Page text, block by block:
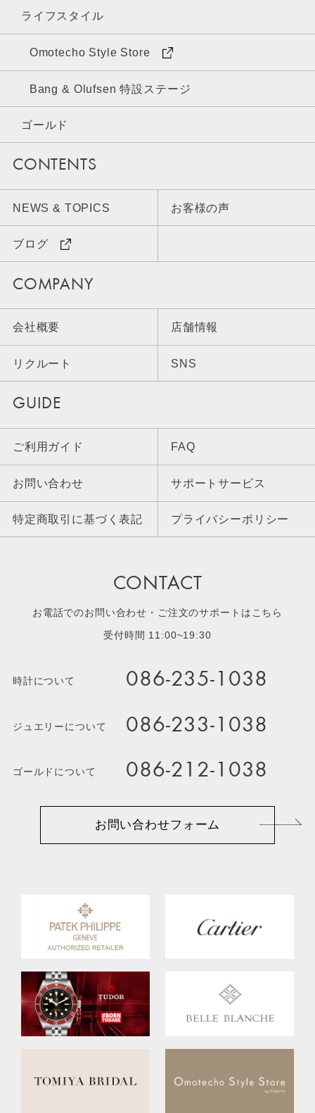
ライフスタイル
Omotecho Style Store
Bang & Olufsen 特設ステージ
ゴールド
CONTENTS
NEWS & TOPICS お客様の声
ブログ
COMPANY
会社概要 店舗情報
リクルート SNS
GUIDE
ご利用ガイド FAQ
お問い合わせ サポートサービス
特定商取引に基づく表記 プライバシーポリシー
CONTACT
お電話でのお問い合わせ・ご注文のサポートはこちら
受付時間 11:00~19:30
時計について 086-235-1038
ジュエリーについて 086-233-1038
ゴールドについて 086-212-1038
お問い合わせフォーム